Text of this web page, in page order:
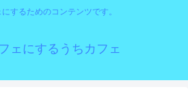
するためのコンテンツです。
ェにするうちカフェ